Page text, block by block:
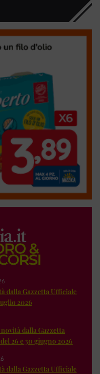
dalla Gazzetta Ufficiale
2026
dalla Gazzetta
26 e 30 giugno 2026
dalla Gazzetta Ufficiale